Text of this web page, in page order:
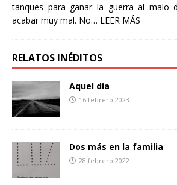
tanques para ganar la guerra al malo
acabar muy mal. No… LEER MÁS
RELATOS INÉDITOS
Aquel día
16 febrero 2023
Dos más en la familia
28 febrero 2022